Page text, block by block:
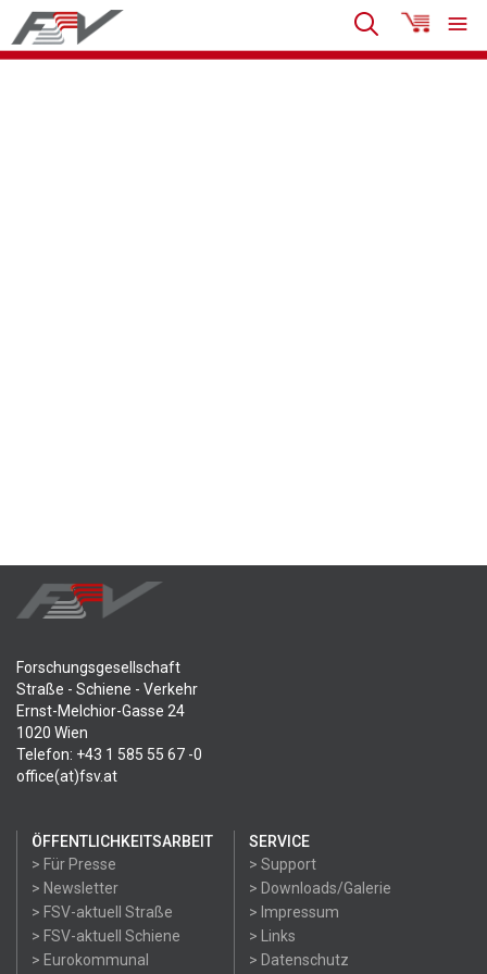
Forschungsgesellschaft
Straße - Schiene - Verkehr
Ernst-Melchior-Gasse 24
1020 Wien
Telefon: +43 1 585 55 67 -0
office(at)fsv.at
ÖFFENTLICHKEITSARBEIT
> Für Presse
> Newsletter
> FSV-aktuell Straße
> FSV-aktuell Schiene
> Eurokommunal
SERVICE
> Support
> Downloads/Galerie
> Impressum
> Links
> Datenschutz